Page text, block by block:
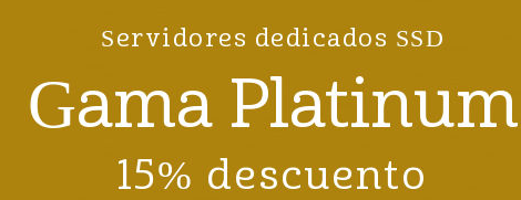
Servidores dedicados SSD
Gama Platinum
15% descuento